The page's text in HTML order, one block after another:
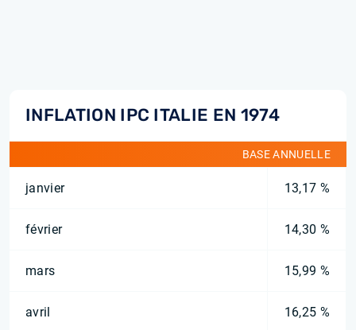
INFLATION IPC ITALIE EN 1974
BASE ANNUELLE
janvier 13,17 %
février 14,30 %
mars 15,99 %
avril 16,25 %